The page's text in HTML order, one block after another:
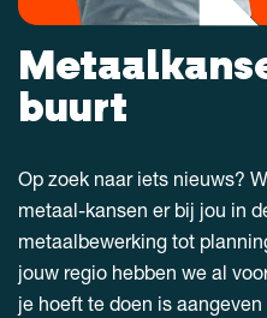
buurt
Op zoek naar iets nieuws?
metaal-kansen er bij jou in
metaalbewerking tot
jouw regio hebben we al
je hoeft te doen is